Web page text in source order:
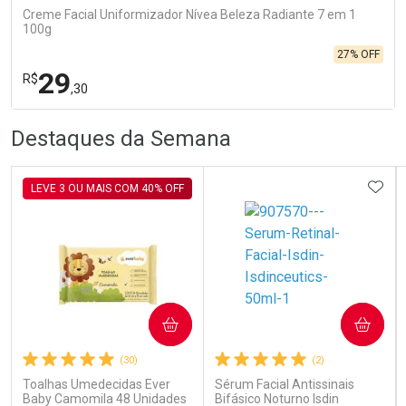
Creme Facial Uniformizador Nívea Beleza Radiante 7 em 1
100g
R$29,30
27% OFF
Laboratório
Ativar Desconto
Comprar sem Desconto
Por R$ 29,30/cada
Por Menos
Comprar sem Desconto
Por R$ 29,30/cada
Destaques da Semana
(30)
Toalhas Umedecidas Ever
Baby Camomila 48 Unidades
LEVE 3 OU MAIS COM 40% OFF
COMPRAR
(2)
Sérum Facial Antissinais
Bifásico Noturno Isdin
COMPRAR